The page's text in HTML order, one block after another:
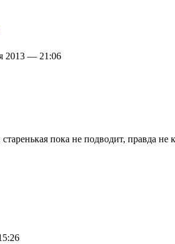
2013 — 21:06
пока не подводит, правда не